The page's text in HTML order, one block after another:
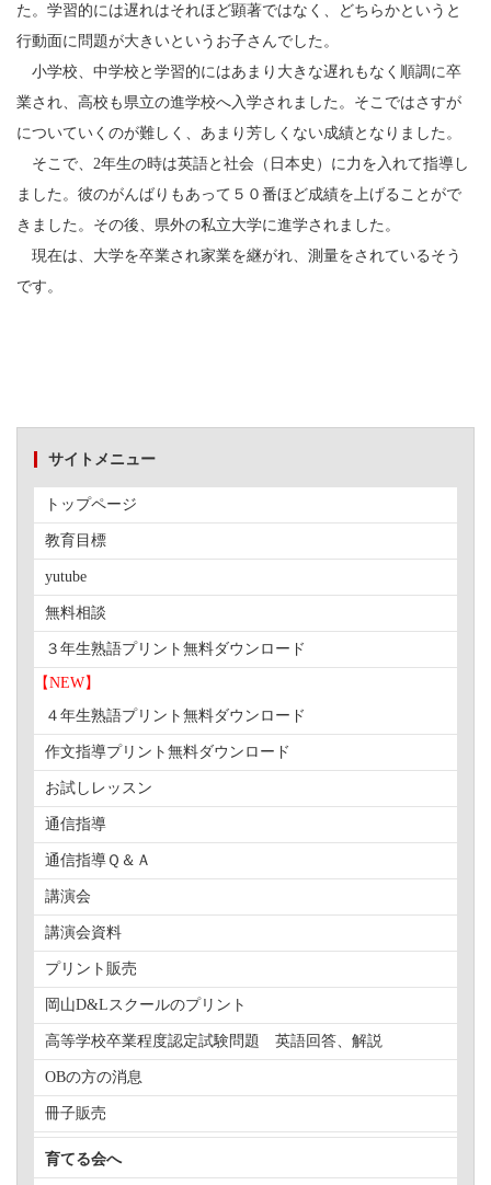
た。学習的には遅れはそれほど顕著ではなく、どちらかというと
行動面に問題が大きいというお子さんでした。
小学校、中学校と学習的にはあまり大きな遅れもなく順調に卒
業され、高校も県立の進学校へ入学されました。そこではさすが
についていくのが難しく、あまり芳しくない成績となりました。
そこで、2年生の時は英語と社会（日本史）に力を入れて指導し
ました。彼のがんばりもあって５０番ほど成績を上げることがで
きました。その後、県外の私立大学に進学されました。
現在は、大学を卒業され家業を継がれ、測量をされているそう
です。
サイトメニュー
トップページ
教育目標
yutube
無料相談
３年生熟語プリント無料ダウンロード
【NEW】
４年生熟語プリント無料ダウンロード
作文指導プリント無料ダウンロード
お試しレッスン
通信指導
通信指導Ｑ＆Ａ
講演会
講演会資料
プリント販売
岡山D&Lスクールのプリント
高等学校卒業程度認定試験問題 英語回答、解説
OBの方の消息
冊子販売
育てる会へ